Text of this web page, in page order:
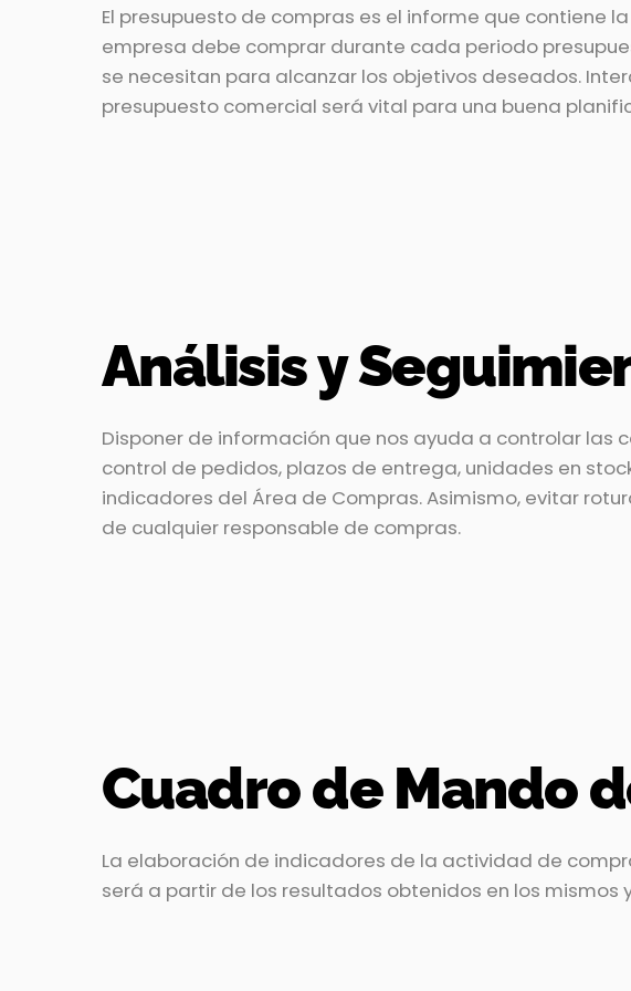
El presupuesto de compras es el informe que
empresa debe comprar durante cada periodo
se necesitan para alcanzar los objetivos deseados.
presupuesto comercial será vital para una buena
Análisis y
Disponer de información que nos ayuda a controlar las
control de pedidos, plazos de entrega, unidades en
indicadores del Área de Compras. Asimismo, evitar
de cualquier responsable de compras.
Cuadro de Mando
La elaboración de indicadores de la actividad de
será a partir de los resultados obtenidos en los